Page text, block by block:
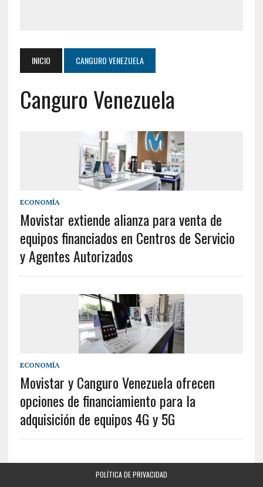
INICIO CANGURO VENEZUELA
Canguro Venezuela
ECONOMÍA
Movistar extiende alianza para venta de
equipos financiados en Centros de Servicio
y Agentes Autorizados
ECONOMÍA
Movistar y Canguro Venezuela ofrecen
opciones de financiamiento para la
adquisición de equipos 4G y 5G
POLÍTICA DE PRIVACIDAD